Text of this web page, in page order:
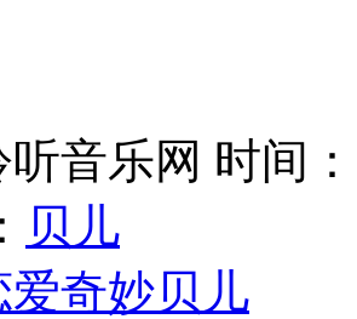
音乐网 时间
贝儿
爱奇妙贝儿